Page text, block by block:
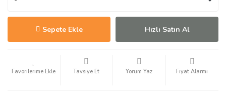
Sepete Ekle Hızlı Satın Al
Tavsiye Et Yorum Yaz Fiyat Alarmı